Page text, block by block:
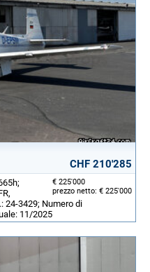
CHF 210'285
€ 225'000
prezzo netto: € 225'000
24-3429; Numero di
11/2025